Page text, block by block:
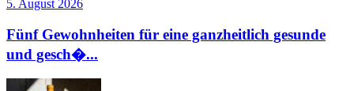
5. August 2026
Fünf Gewohnheiten für eine ganzheitlich gesunde
und gesch�...